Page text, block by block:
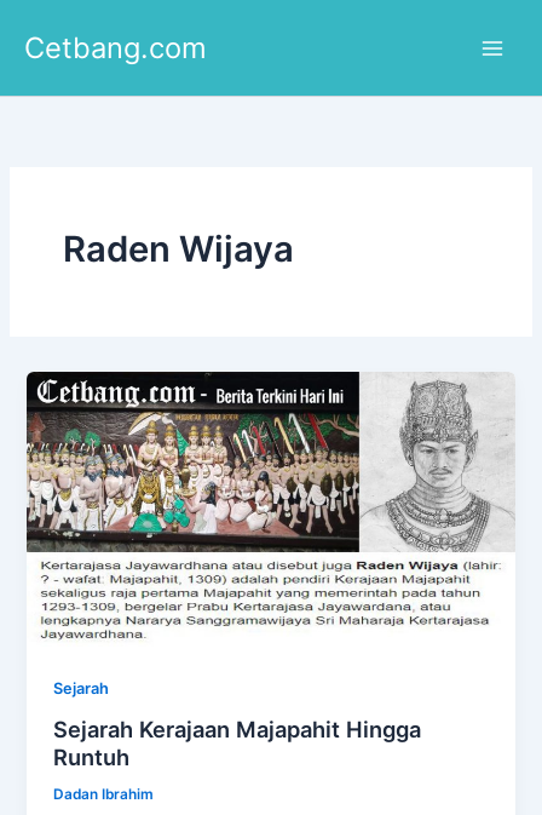
Cetbang.com
Raden Wijaya
Sejarah
Sejarah Kerajaan Majapahit Hingga
Runtuh
Dadan Ibrahim